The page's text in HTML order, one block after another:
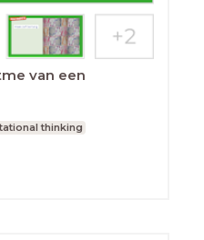
van een
thinking